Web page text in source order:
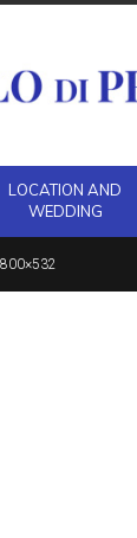
LOCATION AND
WEDDING